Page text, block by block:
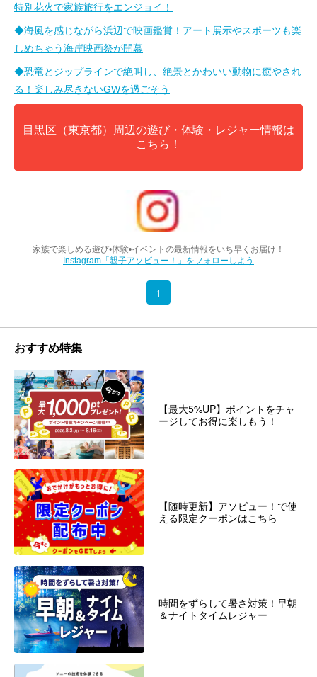
特別花火で家族旅行をエンジョイ！
◆海風を感じながら浜辺で映画鑑賞！アート展示やスポーツも楽
しめちゃう海岸映画祭が開幕
◆恐竜とジップラインで絶叫し、絶景とかわいい動物に癒やされ
る！楽しみ尽きないGWを過ごそう
目黒区（東京都）周辺の遊び・体験・レジャー情報は
こちら！
家族で楽しめる遊び•体験•イベントの最新情報をいち早くお届け！
Instagram「親子アソビュー！」をフォローしよう
1
おすすめ特集
【最大5%UP】ポイントをチャ
ージしてお得に楽しもう！
【随時更新】アソビュー！で使
える限定クーポンはこちら
時間をずらして暑さ対策！早朝
＆ナイトタイムレジャー